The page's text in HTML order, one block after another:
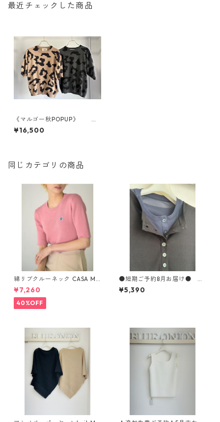
最近チェックした商品
《マルゴー秋POPUP》 レ
オパードプリントハーフスリ
ーブ margaux MG KN 26092
¥16,500
同じカテゴリの商品
綿リブクルーネック CASA MU
SIK 933603 2602a-047
¥7,260
40%OFF
●短期ご予約8月お届け● リ
ブ×パワーネットレイヤードヘ
ンリーPO WAS7225 hunch
¥5,390